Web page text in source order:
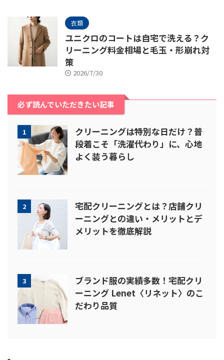
衣類
ユニクロのコートは自宅で洗える？ク
リーニング料金相場と毛玉・形崩れ対
策
2026/7/30
必ず読んでいただきたい記事
1
クリーニングは特別な日だけ？普
段着こそ「洗濯代わり」に、心地
よく装う暮らし
2
宅配クリーニングとは？店舗クリ
ーニングとの違い・メリットとデ
メリットを徹底解説
3
ブランド服の実績多数！宅配クリ
ーニング Lenet〈リネット〉のこ
だわり品質